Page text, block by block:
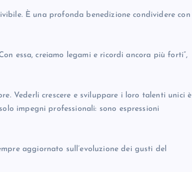
È una profonda benedizione condividere con
essa, creiamo legami e ricordi ancora più forti”,
Vederli crescere e sviluppare i loro talenti unici è
impegni professionali: sono espressioni
aggiornato sull’evoluzione dei gusti del